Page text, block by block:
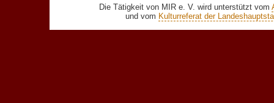
Die Tätigkeit von MIR e. V. wird unterstützt vom
und vom Kulturreferat der